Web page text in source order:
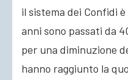
il sistema dei Confidi
anni sono passati da
per una diminuzione
hanno raggiunto la